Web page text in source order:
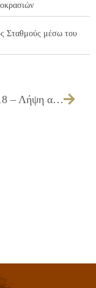
Σταθμούς μέσω του
187/2018 – Λήψη απόφασης για την έγκριση ή μη του Πρακτικού ΙΙΙ «Ελέγχου Δικαιολογητικών» και την κατακύρωση ή μη της δημόσιας σύμβασης του έργου: «ΕΚΤΑΚΤΕΣ ΠΑΡΕΜΒΑΣΕΙΣ ΣΕ ΚΡΙΣΙΜΑ ΣΗΜΕΙΑ ΓΙΑ ΤΗΝ ΑΝΤΙΠΛΗΜΜΥΡΙΚΗ ΠΡΟΣΤΑΣΙΑ ΤΟΥ ΔΗΜΟΥ»